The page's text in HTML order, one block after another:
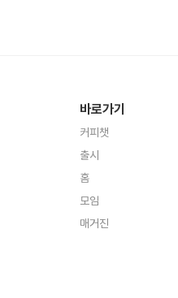
바로가기
커피챗
출시
홈
모임
매거진